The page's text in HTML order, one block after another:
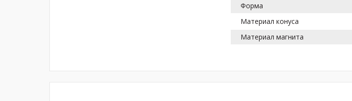
Форма
Материал конуса
Материал магнита